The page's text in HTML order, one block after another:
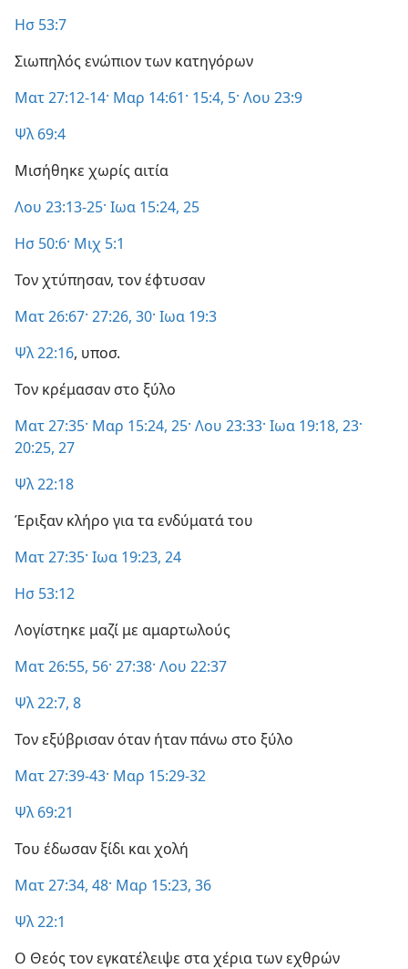
Ησ 53:7
Σιωπηλός ενώπιον των κατηγόρων
Ματ 27:12-14· Μαρ 14:61· 15:4, 5· Λου 23:9
Ψλ 69:4
Μισήθηκε χωρίς αιτία
Λου 23:13-25· Ιωα 15:24, 25
Ησ 50:6· Μιχ 5:1
Τον χτύπησαν, τον έφτυσαν
Ματ 26:67· 27:26, 30· Ιωα 19:3
Ψλ 22:16, υποσ.
Τον κρέμασαν στο ξύλο
Ματ 27:35· Μαρ 15:24, 25· Λου 23:33· Ιωα 19:18, 23·
20:25, 27
Ψλ 22:18
Έριξαν κλήρο για τα ενδύματά του
Ματ 27:35· Ιωα 19:23, 24
Ησ 53:12
Λογίστηκε μαζί με αμαρτωλούς
Ματ 26:55, 56· 27:38· Λου 22:37
Ψλ 22:7, 8
Τον εξύβρισαν όταν ήταν πάνω στο ξύλο
Ματ 27:39-43· Μαρ 15:29-32
Ψλ 69:21
Του έδωσαν ξίδι και χολή
Ματ 27:34, 48· Μαρ 15:23, 36
Ψλ 22:1
Ο Θεός τον εγκατέλειψε στα χέρια των εχθρών